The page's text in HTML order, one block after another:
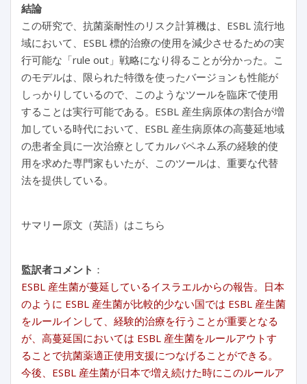
結論
この研究で、抗菌薬耐性のリスク計算機は、ESBL 流行地
域において、ESBL 標的治療の使用を減少させるための実
行可能な「rule out」戦略になり得ることが分かった。こ
のモデルは、限られた特徴を使ったバージョンも性能が
しっかりしているので、このようなツールを臨床で使用
することは実行可能である。ESBL 産生病原体の割合が増
加している時代において、ESBL 産生病原体の高蔓延地域
の患者全員に一次治療としてカルバペネム系の経験的使
用を求めた専門家もいたが、このツールは、重要な代替
法を提供している。
サマリー原文（英語）はこちら
監訳者コメント ：
ESBL 産生菌が蔓延しているイスラエルからの報告。日本
のように ESBL 産生菌が比較的少ない国では ESBL 産生菌
をルールインして、経験的治療を行うことが重要となる
が、高蔓延国においては ESBL 産生菌をルールアウトす
ることで抗菌薬適正使用支援につなげることができる。
今後、ESBL 産生菌が日本で増え続けた時にこのルールア